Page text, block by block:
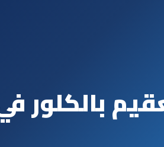
بالكلور